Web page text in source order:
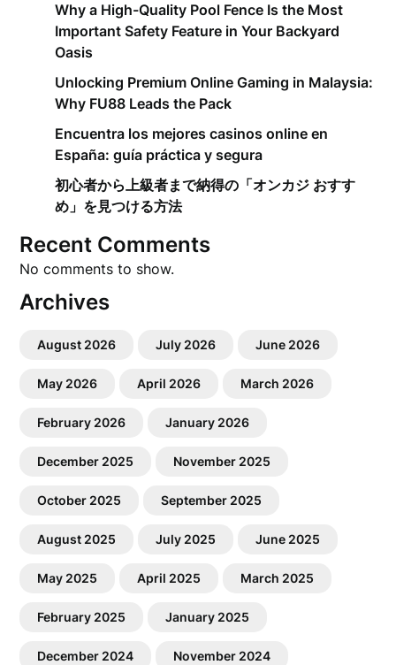
Why a High-Quality Pool Fence Is the Most
Important Safety Feature in Your Backyard
Oasis
Unlocking Premium Online Gaming in Malaysia:
Why FU88 Leads the Pack
Encuentra los mejores casinos online en
España: guía práctica y segura
初心者から上級者まで納得の「オンカジ おすす
め」を見つける方法
Recent Comments
No comments to show.
Archives
August 2026 July 2026 June 2026
May 2026 April 2026 March 2026
February 2026 January 2026
December 2025 November 2025
October 2025 September 2025
August 2025 July 2025 June 2025
May 2025 April 2025 March 2025
February 2025 January 2025
December 2024 November 2024